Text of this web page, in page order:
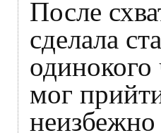
После
сделала
одинокого
мог